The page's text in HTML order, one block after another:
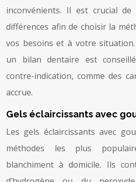
inconvénients. Il est crucial
différences afin de choisir la
vos besoins et à votre
un bilan dentaire est
contre-indication, comme des
accrue.
Gels éclaircissants avec
Les gels éclaircissants avec
méthodes les plus
blanchiment à domicile. Ils